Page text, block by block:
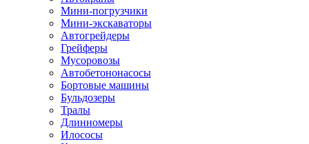
Мини-погрузчики
Мини-экскаваторы
Автогрейдеры
Грейферы
Мусоровозы
Автобетононасосы
Бортовые машины
Бульдозеры
Тралы
Длинномеры
Илососы